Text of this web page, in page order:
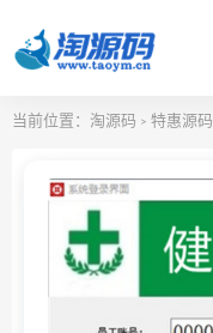
当前位置： 淘源码 > 特惠源码